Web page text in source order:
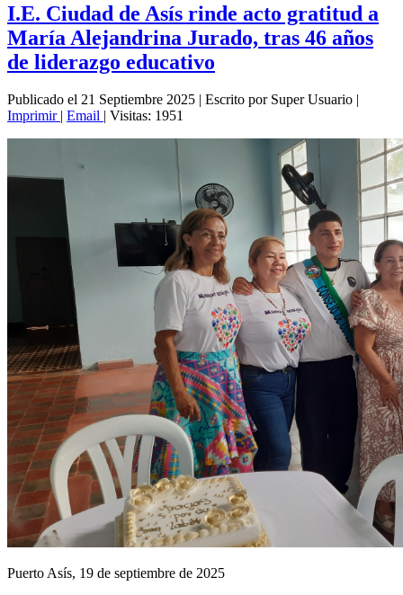
I.E. Ciudad de Asís rinde acto gratitud a
María Alejandrina Jurado, tras 46 años
de liderazgo educativo
Publicado el 21 Septiembre 2025 | Escrito por Super Usuario |
Imprimir | Email | Visitas: 1951
Puerto Asís, 19 de septiembre de 2025